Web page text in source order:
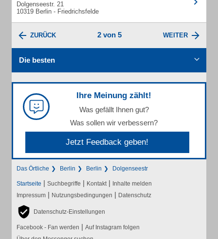
Dolgenseestr. 21
10319 Berlin - Friedrichsfelde
ZURÜCK 2 von 5 WEITER
Die besten
Ihre Meinung zählt!
Was gefällt Ihnen gut?
Was sollen wir verbessern?
Jetzt Feedback geben!
Das Örtliche Berlin Berlin Dolgenseestr
Startseite | Suchbegriffe | Kontakt | Inhalte melden
Impressum | Nutzungsbedingungen | Datenschutz
Datenschutz-Einstellungen
Facebook - Fan werden | Auf Instagram folgen